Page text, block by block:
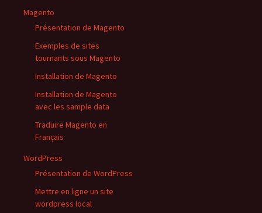
Magento
Présentation de Magento
Exemples de sites
tournants sous Magento
Installation de Magento
Installation de Magento
avec les sample data
Traduire Magento en
Français
WordPress
Présentation de WordPress
Mettre en ligne un site
wordpress local